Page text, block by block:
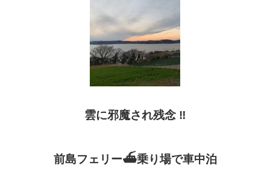
雲に邪魔され残念 ‼︎
前島フェリー⛴乗り場で車中泊